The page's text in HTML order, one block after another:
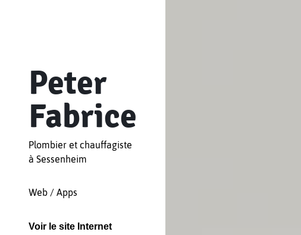
Peter
Fabrice
Plombier et chauffagiste
à Sessenheim
Web / Apps
Voir le site Internet